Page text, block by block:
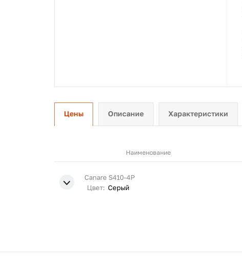
Цены Описание Характеристики
Наименование
Canare S410-4P
Цвет: Серый